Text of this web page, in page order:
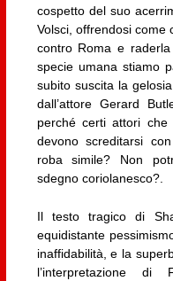
cospetto del suo
Volsci, offrendosi come
contro Roma e
specie umana stiamo
subito suscita la
dall’attore Gerard
perché certi attori che
devono screditarsi
roba simile? Non
sdegno coriolanesco?.
Il testo tragico di
equidistante
inaffidabilità, e la
l’interpretazione di